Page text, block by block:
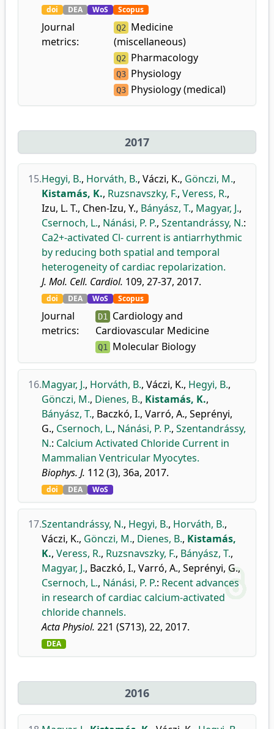
doi DEA WoS Scopus
Journal
metrics:
Q2 Medicine
(miscellaneous)
Q2 Pharmacology
Q3 Physiology
Q3 Physiology (medical)
2017
15.Hegyi, B., Horváth, B., Váczi, K., Gönczi, M.,
Kistamás, K., Ruzsnavszky, F., Veress, R.,
Izu, L. T., Chen-Izu, Y., Bányász, T., Magyar, J.,
Csernoch, L., Nánási, P. P., Szentandrássy, N.:
Ca2+-activated Cl- current is antiarrhythmic
by reducing both spatial and temporal
heterogeneity of cardiac repolarization.
J. Mol. Cell. Cardiol. 109, 27-37, 2017.
doi DEA WoS Scopus
Journal
metrics:
D1 Cardiology and
Cardiovascular Medicine
Q1 Molecular Biology
16.Magyar, J., Horváth, B., Váczi, K., Hegyi, B.,
Gönczi, M., Dienes, B., Kistamás, K.,
Bányász, T., Baczkó, I., Varró, A., Seprényi,
G., Csernoch, L., Nánási, P. P., Szentandrássy,
N.: Calcium Activated Chloride Current in
Mammalian Ventricular Myocytes.
Biophys. J. 112 (3), 36a, 2017.
doi DEA WoS
17.Szentandrássy, N., Hegyi, B., Horváth, B.,
Váczi, K., Gönczi, M., Dienes, B., Kistamás,
K., Veress, R., Ruzsnavszky, F., Bányász, T.,
Magyar, J., Baczkó, I., Varró, A., Seprényi, G.,
Csernoch, L., Nánási, P. P.: Recent advances
in research of cardiac calcium-activated
chloride channels.
Acta Physiol. 221 (S713), 22, 2017.
DEA
2016